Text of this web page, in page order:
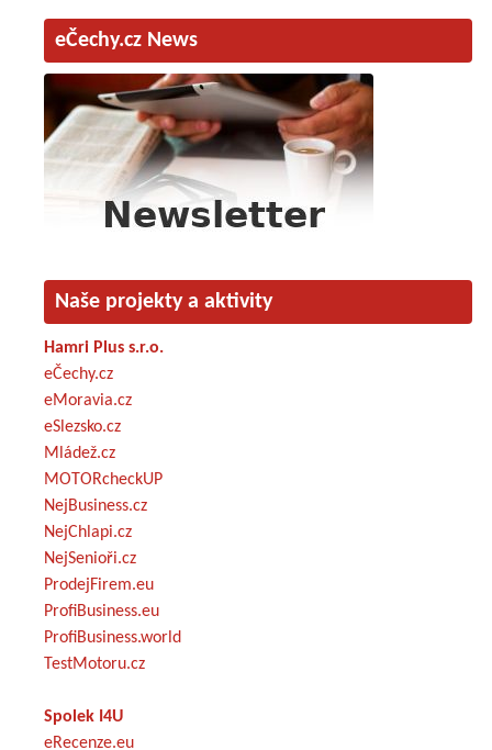
eČechy.cz News
Naše projekty a aktivity
Hamri Plus s.r.o.
eČechy.cz
eMoravia.cz
eSlezsko.cz
Mládež.cz
MOTORcheckUP
NejBusiness.cz
NejChlapi.cz
NejSenioři.cz
ProdejFirem.eu
ProfiBusiness.eu
ProfiBusiness.world
TestMotoru.cz
Spolek I4U
eRecenze.eu